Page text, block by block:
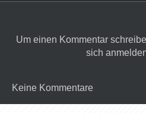
Um einen Kommentar
sich
Keine Kommentare